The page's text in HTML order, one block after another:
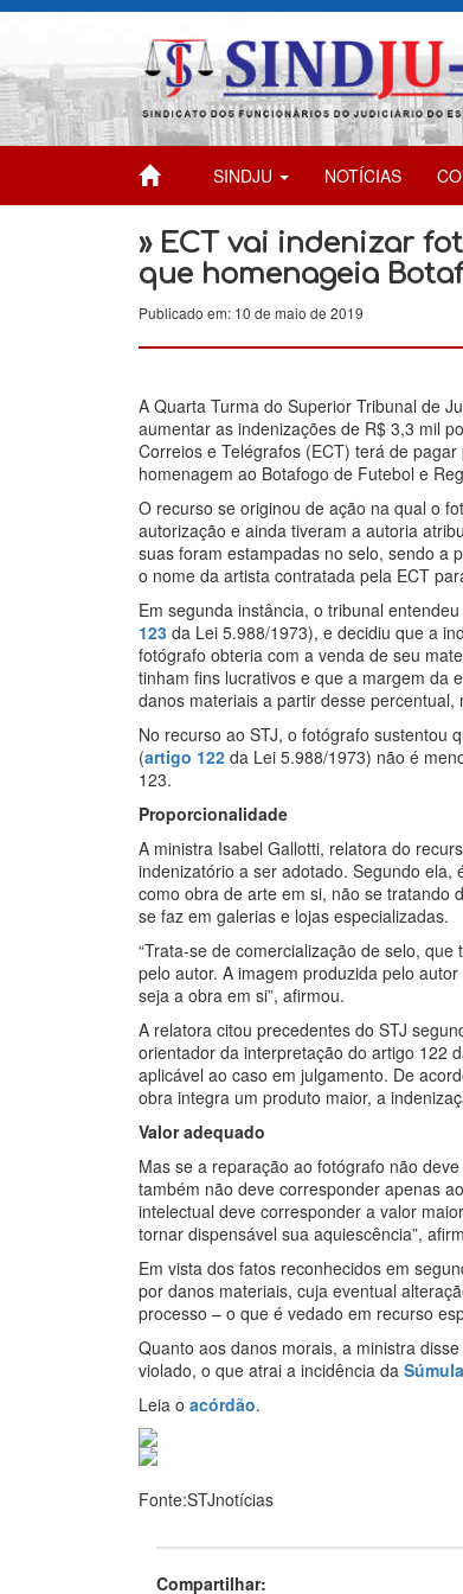
SINDJU NOTÍCIAS
» ECT vai indenizar
que homenageia
Publicado em: 10 de maio de 2019
A Quarta Turma do Superior Tribunal de
aumentar as indenizações de R$ 3,3 mil
Correios e Telégrafos (ECT) terá de
homenagem ao Botafogo de Futebol e
O recurso se originou de ação na qual o
autorização e ainda tiveram a autoria
suas foram estampadas no selo, sendo a
o nome da artista contratada pela ECT
Em segunda instância, o tribunal
123 da Lei 5.988/1973), e decidiu que a
fotógrafo obteria com a venda de seu
tinham fins lucrativos e que a margem da
danos materiais a partir desse
No recurso ao STJ, o fotógrafo sustentou
(artigo 122 da Lei 5.988/1973) não é
123.
Proporcionalidade
A ministra Isabel Gallotti, relatora do
indenizatório a ser adotado. Segundo
como obra de arte em si, não se tratando
se faz em galerias e lojas especializadas.
“Trata-se de comercialização de selo,
pelo autor. A imagem produzida pelo
seja a obra em si”, afirmou.
A relatora citou precedentes do STJ
orientador da interpretação do artigo 122
aplicável ao caso em julgamento. De
obra integra um produto maior, a
Valor adequado
Mas se a reparação ao fotógrafo não
também não deve corresponder apenas
intelectual deve corresponder a valor
tornar dispensável sua aquiescência”,
Em vista dos fatos reconhecidos em
por danos materiais, cuja eventual
processo – o que é vedado em recurso
Quanto aos danos morais, a ministra
violado, o que atrai a incidência da
Leia o acórdão.
Fonte:STJnotícias
Compartilhar: